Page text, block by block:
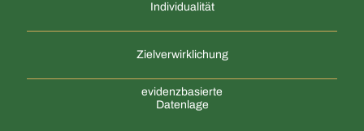
Individualität
Zielverwirklichung
evidenzbasierte
Datenlage